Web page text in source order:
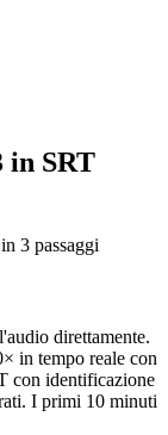
in SRT
3 passaggi
direttamente.
in tempo reale con
con identificazione
I primi 10 minuti